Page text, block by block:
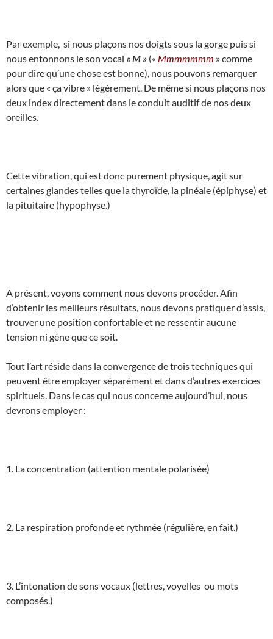
Par exemple, si nous plaçons nos doigts sous la gorge puis si
nous entonnons le son vocal « M » (« Mmmmmmm » comme
pour dire qu’une chose est bonne), nous pouvons remarquer
alors que « ça vibre » légèrement. De même si nous plaçons nos
deux index directement dans le conduit auditif de nos deux
oreilles.
Cette vibration, qui est donc purement physique, agit sur
certaines glandes telles que la thyroïde, la pinéale (épiphyse) et
la pituitaire (hypophyse.)
A présent, voyons comment nous devons procéder. Afin
d’obtenir les meilleurs résultats, nous devons pratiquer d’assis,
trouver une position confortable et ne ressentir aucune
tension ni gène que ce soit.
Tout l’art réside dans la convergence de trois techniques qui
peuvent être employer séparément et dans d’autres exercices
spirituels. Dans le cas qui nous concerne aujourd’hui, nous
devrons employer :
1. La concentration (attention mentale polarisée)
2. La respiration profonde et rythmée (régulière, en fait.)
3. L’intonation de sons vocaux (lettres, voyelles ou mots
composés.)